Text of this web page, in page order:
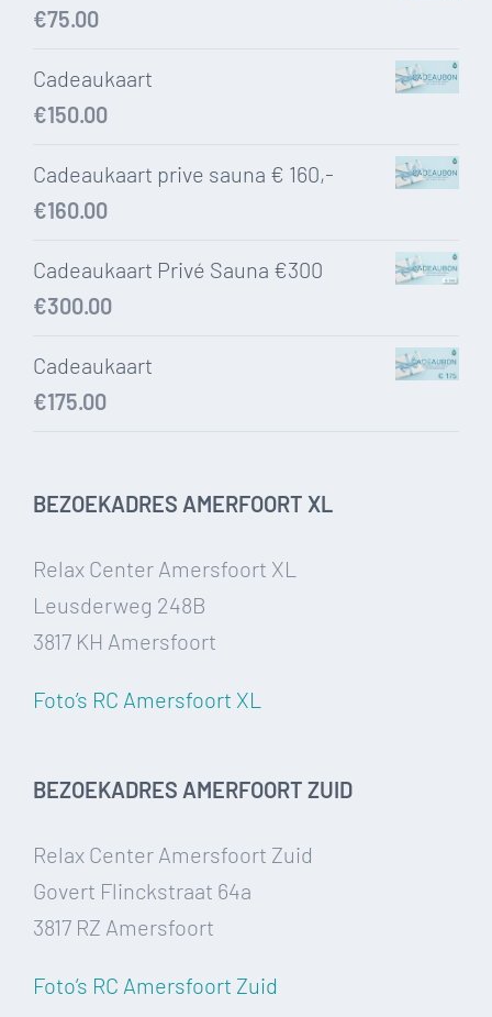
€75.00
Cadeaukaart
€150.00
Cadeaukaart prive sauna € 160,-
€160.00
Cadeaukaart Privé Sauna €300
€300.00
Cadeaukaart
€175.00
BEZOEKADRES AMERFOORT XL
Relax Center Amersfoort XL
Leusderweg 248B
3817 KH Amersfoort
Foto’s RC Amersfoort XL
BEZOEKADRES AMERFOORT ZUID
Relax Center Amersfoort Zuid
Govert Flinckstraat 64a
3817 RZ Amersfoort
Foto’s RC Amersfoort Zuid